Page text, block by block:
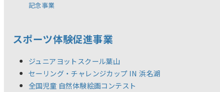
記念事業
スポーツ体験促進事業
ジュニアヨットスクール葉山
セーリング・チャレンジカップ IN 浜名湖
全国児童 自然体験絵画コンテスト